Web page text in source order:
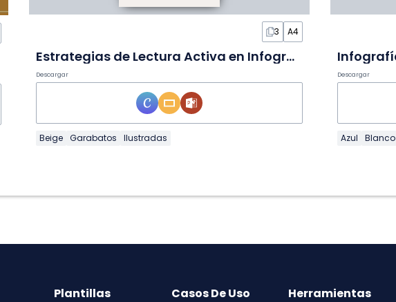
3 A4
Estrategias de Lectura Activa en Infografía
Descargar
Beige Garabatos Ilustradas
Descargar
Azul Blanco
Plantillas Casos De Uso Herramientas